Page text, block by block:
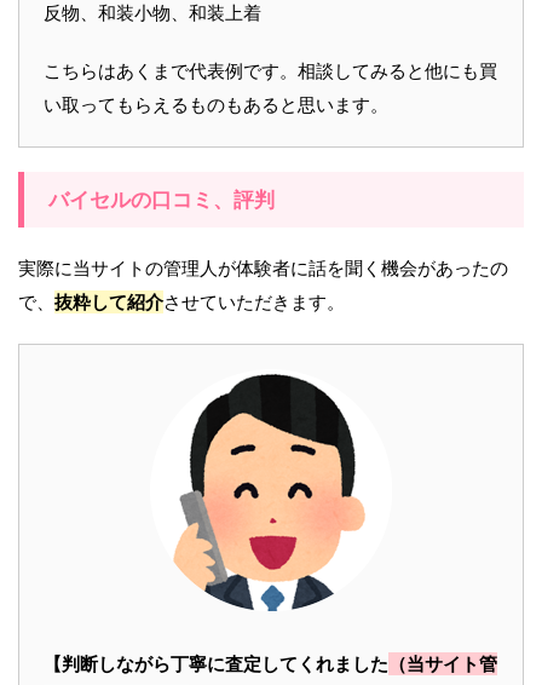
反物、和装小物、和装上着
こちらはあくまで代表例です。相談してみると他にも買
い取ってもらえるものもあると思います。
バイセルの口コミ、評判
実際に当サイトの管理人が体験者に話を聞く機会があったの
で、 抜粋して紹介させていただきます。
【判断しながら丁寧に査定してくれました （当サイト管